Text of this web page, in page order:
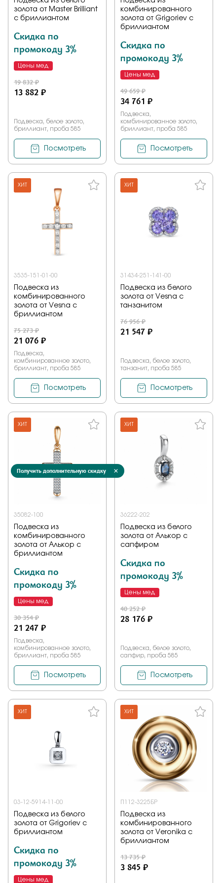
золота от Master Brilliant
с бриллиантом
Скидка по
промокоду 3%
Цены мед
19 832 ₽
13 882 ₽
Подвеска, белое золото,
бриллиант, проба 585
Посмотреть
комбинированного
золота от Grigoriev с
бриллиантом
Скидка по
промокоду 3%
Цены мед
49 659 ₽
34 761 ₽
Подвеска,
комбинированное золото,
бриллиант, проба 585
Посмотреть
ХИТ
3535-151-01-00
Подвеска из
комбинированного
золота от Vesna с
бриллиантом
75 273 ₽
21 076 ₽
Подвеска,
комбинированное золото,
бриллиант, проба 585
Посмотреть
ХИТ
31434-251-141-00
Подвеска из белого
золота от Vesna с
танзанитом
76 956 ₽
21 547 ₽
Подвеска, белое золото,
танзанит, проба 585
Посмотреть
ХИТ
35082-100
Подвеска из
комбинированного
золота от Алькор с
бриллиантом
Скидка по
промокоду 3%
Цены мед
30 354 ₽
21 247 ₽
Подвеска,
комбинированное золото,
бриллиант, проба 585
Посмотреть
ХИТ
36222-202
Подвеска из белого
золота от Алькор с
сапфиром
Скидка по
промокоду 3%
Цены мед
40 252 ₽
28 176 ₽
Подвеска, белое золото,
сапфир, проба 585
Посмотреть
ХИТ
03-12-5914-11-00
Подвеска из белого
золота от Grigoriev с
бриллиантом
Скидка по
промокоду 3%
Цены мед
ХИТ
П112-3225БР
Подвеска из
комбинированного
золота от Veronika с
бриллиантом
13 735 ₽
3 845 ₽
Получить дополнительную скидку